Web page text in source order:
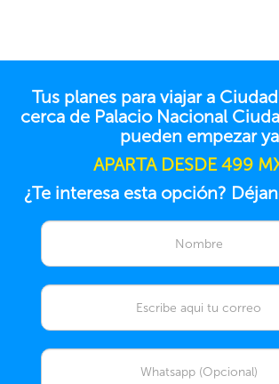
Tus planes para viajar a
cerca de Palacio Nacional
pueden empezar ya
APARTA DESDE 499
¿Te interesa esta opción?